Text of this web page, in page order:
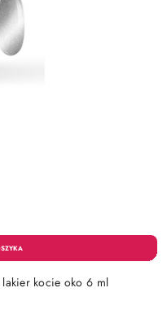
lakier kocie oko 6 ml